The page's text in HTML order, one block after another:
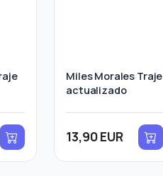
Miles Morales Traje
actualizado
13,90 EUR